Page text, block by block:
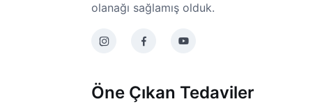
olanağı sağlamış olduk.
Öne Çıkan Tedaviler